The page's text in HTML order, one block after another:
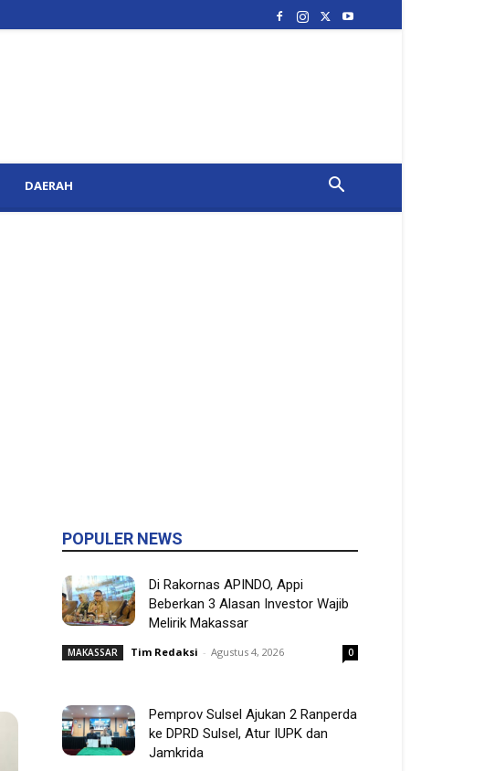
DAERAH
POPULER NEWS
Di Rakornas APINDO, Appi
Beberkan 3 Alasan Investor Wajib
Melirik Makassar
MAKASSAR Tim Redaksi - Agustus 4, 2026 0
Pemprov Sulsel Ajukan 2 Ranperda
ke DPRD Sulsel, Atur IUPK dan
Jamkrida